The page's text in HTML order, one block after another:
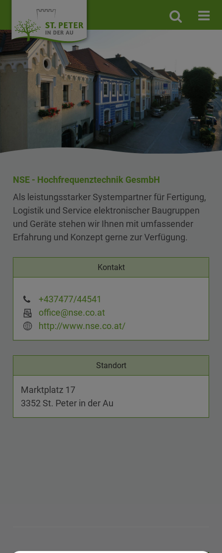
Site
search
NSE - Hochfrequenztechnik GesmbH
Als leistungsstarker Systempartner für Fertigung,
Logistik und Service elektronischer Baugruppen
und Geräte stehen wir Ihnen mit umfassender
Erfahrung und Konzept gerne zur Verfügung.
Kontakt
+437477/44541
office@nse.co.at
http://www.nse.co.at/
Standort
Marktplatz 17
3352 St. Peter in der Au